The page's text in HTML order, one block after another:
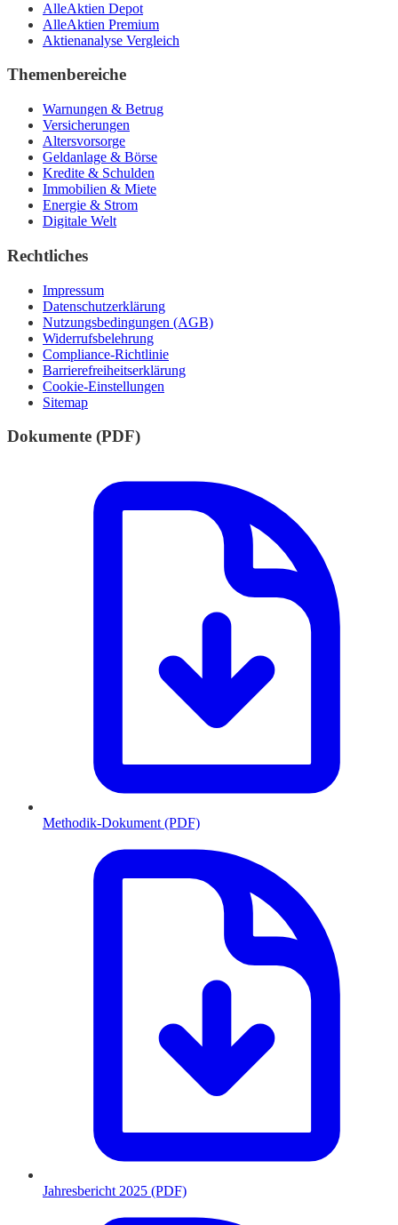
AlleAktien Depot
AlleAktien Premium
Aktienanalyse Vergleich
Themenbereiche
Warnungen & Betrug
Versicherungen
Altersvorsorge
Geldanlage & Börse
Kredite & Schulden
Immobilien & Miete
Energie & Strom
Digitale Welt
Rechtliches
Impressum
Datenschutzerklärung
Nutzungsbedingungen (AGB)
Widerrufsbelehrung
Compliance-Richtlinie
Barrierefreiheitserklärung
Cookie-Einstellungen
Sitemap
Dokumente (PDF)
Methodik-Dokument (PDF)
Jahresbericht 2025 (PDF)